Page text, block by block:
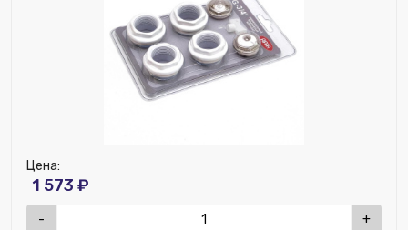
Цена:
1 573 ₽
- +